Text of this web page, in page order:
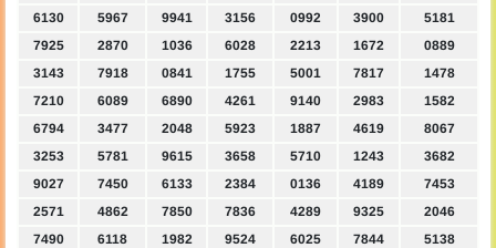
6130
5967 9941 3156 0992 3900
5181
7925
2870 1036 6028 2213 1672
0889
3143
7918 0841 1755 5001 7817
1478
7210
6089 6890 4261 9140 2983
1582
6794
3477 2048 5923 1887 4619
8067
3253
5781 9615 3658 5710 1243
3682
9027
7450 6133 2384 0136 4189
7453
2571
4862 7850 7836 4289 9325
2046
7490
6118 1982 9524 6025 7844
5138